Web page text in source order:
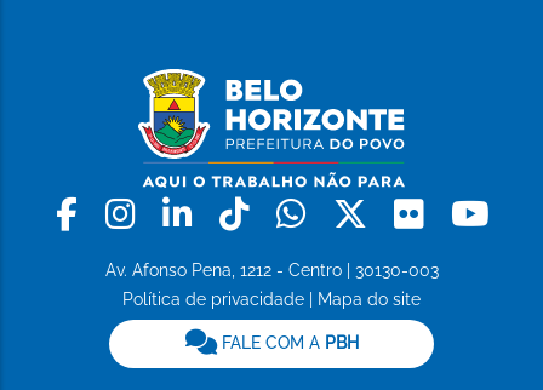
Facebook
Instagram
LinkedinTiktokWhatsapp
X Flickr
Av. Afonso Pena, 1212 - Centro | 30130-003
Política de privacidade
Mapa do site
FALE COM A PBH